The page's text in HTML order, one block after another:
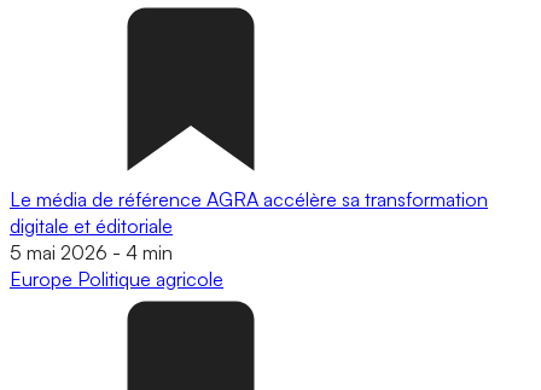
Le média de référence AGRA accélère sa transformation
digitale et éditoriale
5 mai 2026 - 4 min
Europe Politique agricole